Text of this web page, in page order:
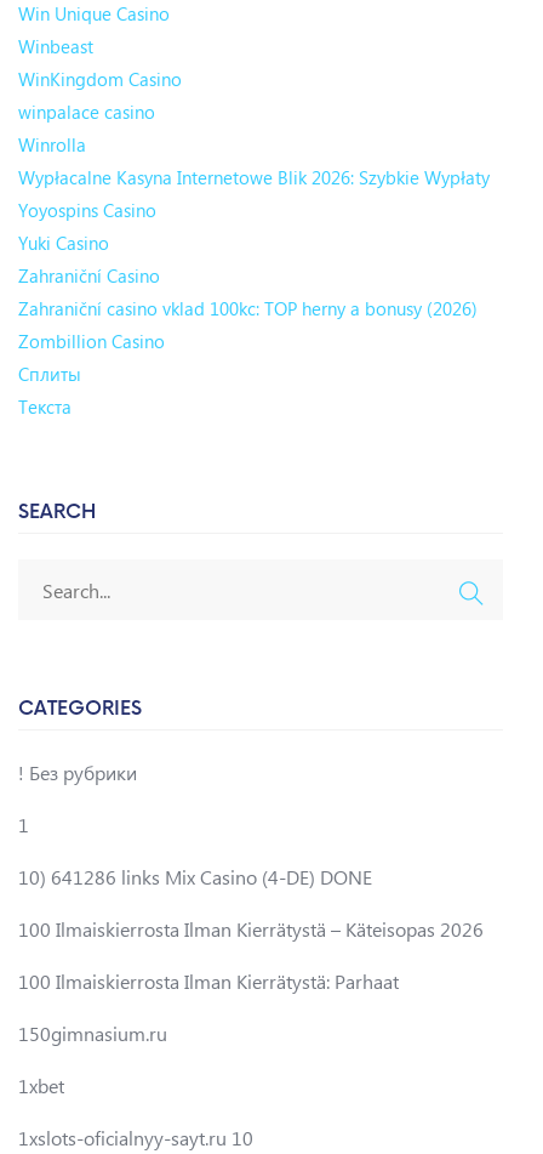
Win Unique Casino
Winbeast
WinKingdom Casino
winpalace casino
Winrolla
Wypłacalne Kasyna Internetowe Blik 2026: Szybkie Wypłaty
Yoyospins Casino
Yuki Casino
Zahraniční Casino
Zahraniční casino vklad 100kc: TOP herny a bonusy (2026)
Zombillion Casino
Сплиты
Текста
SEARCH
CATEGORIES
! Без рубрики
1
10) 641286 links Mix Casino (4-DE) DONE
100 Ilmaiskierrosta Ilman Kierrätystä – Käteisopas 2026
100 Ilmaiskierrosta Ilman Kierrätystä: Parhaat
150gimnasium.ru
1xbet
1xslots-oficialnyy-sayt.ru 10